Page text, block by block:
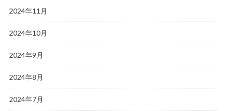
2024年11月
2024年10月
2024年9月
2024年8月
2024年7月